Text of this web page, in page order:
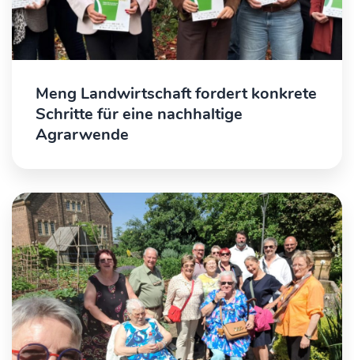
Meng Landwirtschaft fordert konkrete
Schritte für eine nachhaltige
Agrarwende